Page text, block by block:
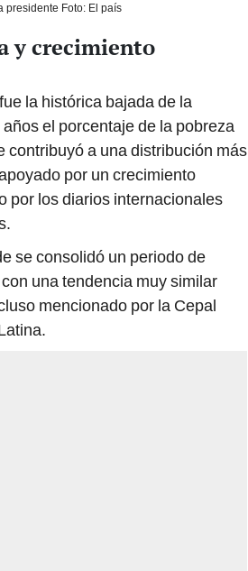
presidente Foto: El país
y crecimiento
la histórica bajada de la
el porcentaje de la pobreza
contribuyó a una distribución más
por un crecimiento
por los diarios internacionales
se consolidó un periodo de
una tendencia muy similar
mencionado por la Cepal